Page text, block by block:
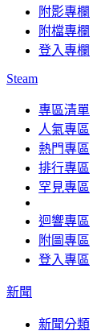
附影專欄
附檔專欄
登入專欄
Steam
專區清單
人氣專區
熱門專區
排行專區
罕見專區
迴響專區
附圖專區
登入專區
新聞
新聞分類